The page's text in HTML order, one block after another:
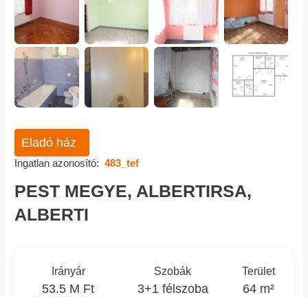
Eladó ház
Ingatlan azonosító: 483_tef
PEST MEGYE, ALBERTIRSA,
ALBERTI
Irányár
53.5 M Ft
Szobák
3+1 félszoba
Terület
64 m²